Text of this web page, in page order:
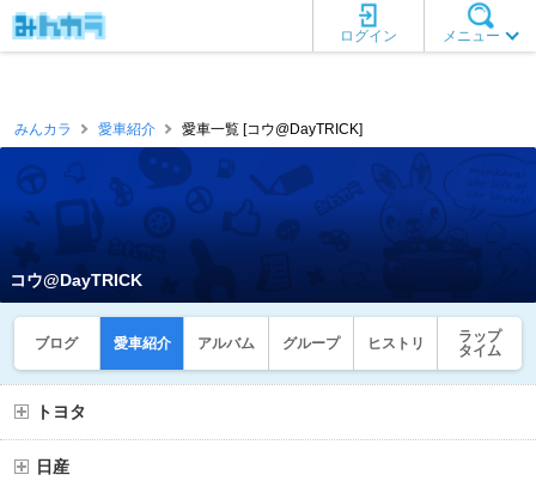
メニュー
ログイン
みんカラ 愛車紹介 愛車一覧 [コウ@DayTRICK]
コウ@DayTRICK
ブログ 愛車紹介 アルバム グループ ヒストリ
ラップ
タイム
トヨタ
日産